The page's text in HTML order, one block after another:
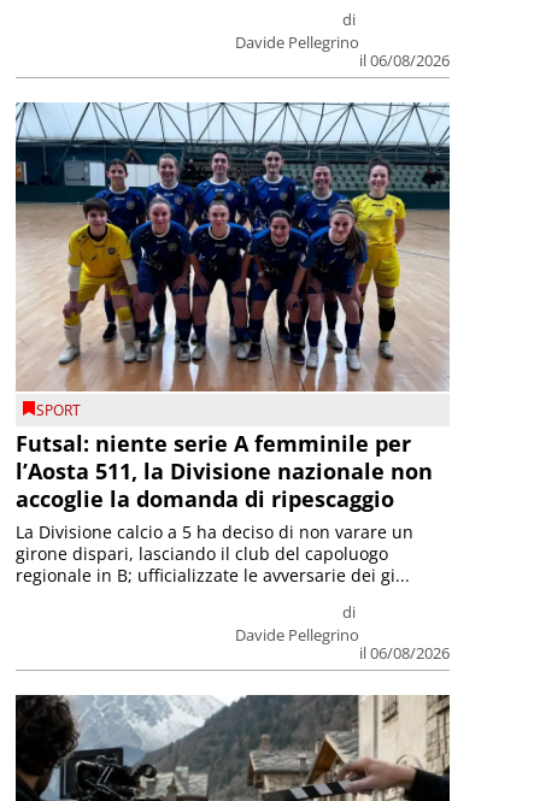
di
Davide Pellegrino
il 06/08/2026
SPORT
Futsal: niente serie A femminile per
l’Aosta 511, la Divisione nazionale non
accoglie la domanda di ripescaggio
di
Davide Pellegrino
il 06/08/2026
La Divisione calcio a 5 ha deciso di non varare un
girone dispari, lasciando il club del capoluogo
regionale in B; ufficializzate le avversarie dei gi...